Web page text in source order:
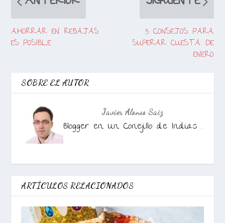
AHORRAR EN REBAJAS
ES POSIBLE
5 CONSEJOS PARA
SUPERAR CUESTA DE
ENERO
SOBRE EL AUTOR
Javier Alonso Saiz
Blogger en Un Conejillo de Indias .
ARTÍCULOS RELACIONADOS